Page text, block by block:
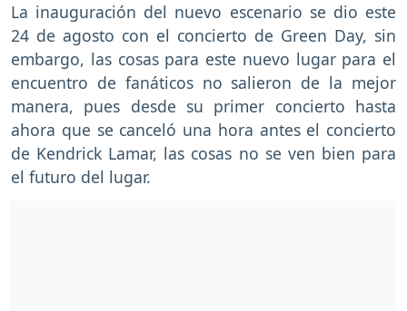
La inauguración del nuevo escenario se dio este
24 de agosto con el concierto de Green Day, sin
embargo, las cosas para este nuevo lugar para el
encuentro de fanáticos no salieron de la mejor
manera, pues desde su primer concierto hasta
ahora que se canceló una hora antes el concierto
de Kendrick Lamar, las cosas no se ven bien para
el futuro del lugar.